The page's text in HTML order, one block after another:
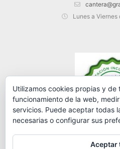
Lunes a
Utilizamos cookies propias y
funcionamiento de la web,
servicios. Puede aceptar todas
necesarias o configurar sus
Aceptar